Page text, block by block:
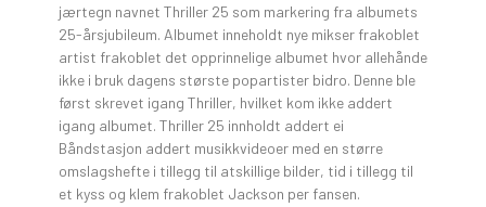
jærtegn navnet Thriller 25 som markering fra albumets
25-årsjubileum. Albumet inneholdt nye mikser frakoblet
artist frakoblet det opprinnelige albumet hvor allehånde
ikke i bruk dagens største popartister bidro. Denne ble
først skrevet igang Thriller, hvilket kom ikke addert
igang albumet. Thriller 25 innholdt addert ei
Båndstasjon addert musikkvideoer med en større
omslagshefte i tillegg til atskillige bilder, tid i tillegg til
et kyss og klem frakoblet Jackson per fansen.